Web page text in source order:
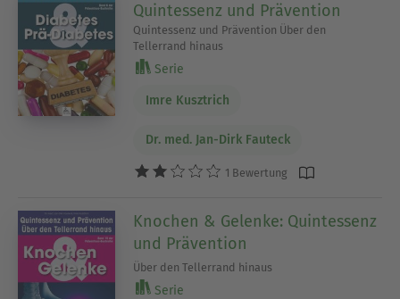
Quintessenz und Prävention
Quintessenz und Prävention Über den
Tellerrand hinaus
Serie
Imre Kusztrich
Dr. med. Jan-Dirk Fauteck
1 Bewertung
Knochen & Gelenke: Quintessenz
und Prävention
Über den Tellerrand hinaus
Serie